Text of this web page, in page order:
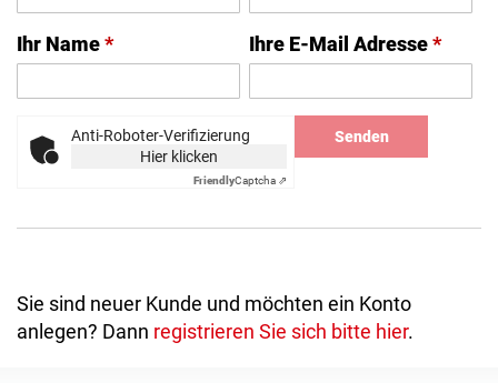
Ihr Name* Ihre E-Mail Adresse*
Anti-Roboter-Verifizierung
Hier klicken
FriendlyCaptcha ⇗
Senden
Sie sind neuer Kunde und möchten ein Konto
anlegen? Dann registrieren Sie sich bitte hier.